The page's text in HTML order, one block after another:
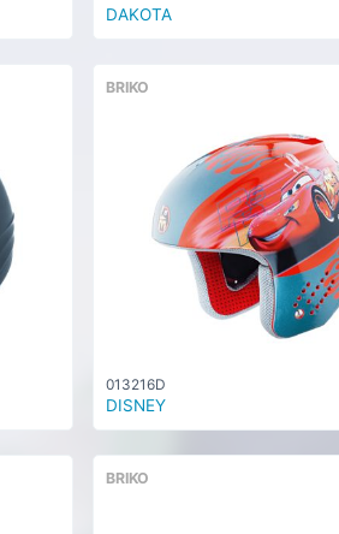
DAKOTA
BRIKO
013216D
DISNEY
BRIKO